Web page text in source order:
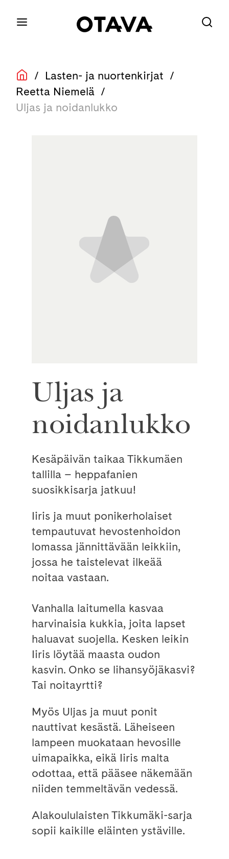
/ Lasten- ja nuortenkirjat /
Reetta Niemelä /
Uljas ja noidanlukko
Uljas ja
noidanlukko
Kesäpäivän taikaa Tikkumäen
tallilla – heppafanien
suosikkisarja jatkuu!
Iiris ja muut ponikerholaiset
tempautuvat hevostenhoidon
lomassa jännittävään leikkiin,
jossa he taistelevat ilkeää
noitaa vastaan.
Vanhalla laitumella kasvaa
harvinaisia kukkia, joita lapset
haluavat suojella. Kesken leikin
Iiris löytää maasta oudon
kasvin. Onko se lihansyöjäkasvi?
Tai noitayrtti?
Myös Uljas ja muut ponit
nauttivat kesästä. Läheiseen
lampeen muokataan hevosille
uimapaikka, eikä Iiris malta
odottaa, että pääsee näkemään
niiden temmeltävän vedessä.
Alakoululaisten Tikkumäki-sarja
sopii kaikille eläinten ystäville.